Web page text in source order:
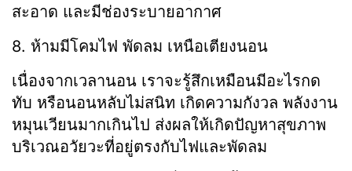
สะอาด และมีช่องระบายอากาศ
8. ห้ามมีโคมไฟ พัดลม เหนือเตียงนอน
เนื่องจากเวลานอน เราจะรู้สึกเหมือนมีอะไรกด
ทับ หรือนอนหลับไม่สนิท เกิดความกังวล พลังงาน
หมุนเวียนมากเกินไป ส่งผลให้เกิดปัญหาสุขภาพ
บริเวณอวัยวะที่อยู่ตรงกับไฟและพัดลม